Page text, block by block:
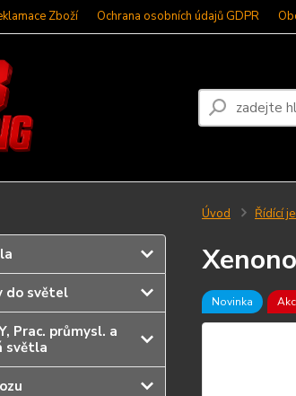
Zboží Ochrana osobních údajů GDPR
do světel
Prac. průmysl. a
světla
Úvod Řídící
Novinka